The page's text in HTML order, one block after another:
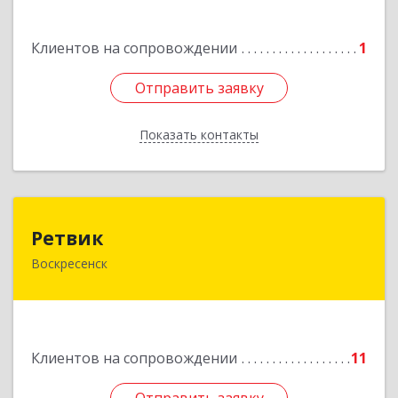
Клиентов на сопровождении 1
Отправить заявку
Показать контакты
Подробнее
Отправить заявку
Назад
Ретвик
Воскресенск
Клиентов на сопровождении 11
140200, Московская обл, Воскресенск г,